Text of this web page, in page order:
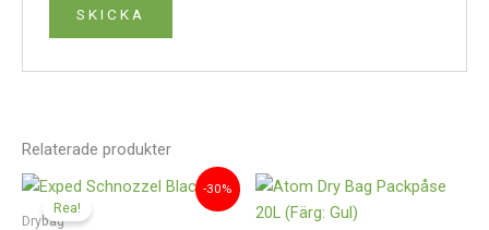
Relaterade produkter
-30%
Rea!
Drybag
Det
ursprungliga
priset
Det